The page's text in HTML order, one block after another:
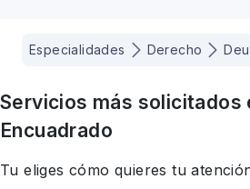
Especialidades Derecho
Servicios más solicitados
Encuadrado
Tu eliges cómo quieres tu